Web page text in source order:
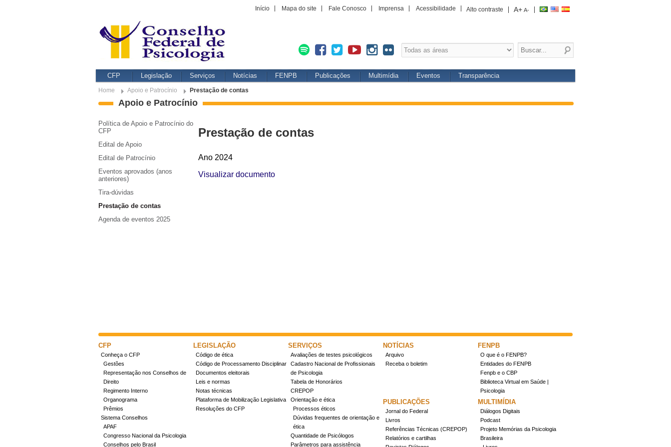
A+ A-
Alto contraste
Início Mapa do site Fale Conosco Imprensa Acessibilidade
CFP Legislação Serviços Notícias FENPB Publicações Multimídia Eventos Transparência
Home Apoio e Patrocínio Prestação de contas
Apoio e Patrocínio
Política de Apoio e Patrocínio do
CFP
Edital de Apoio
Edital de Patrocínio
Eventos aprovados (anos
anteriores)
Tira-dúvidas
Prestação de contas
Agenda de eventos 2025
Prestação de contas
Ano 2024
Visualizar documento
CFP
Conheça o CFP
Gestões
Representação nos Conselhos de
Direito
Regimento Interno
Organograma
Prêmios
Sistema Conselhos
APAF
Congresso Nacional da Psicologia
Conselhos pelo Brasil
LEGISLAÇÃO
Código de ética
Código de Processamento Disciplinar
Documentos eleitorais
Leis e normas
Notas técnicas
Plataforma de Mobilização Legislativa
Resoluções do CFP
SERVIÇOS
Avaliações de testes psicológicos
Cadastro Nacional de Profissionais
de Psicologia
Tabela de Honorários
CREPOP
Orientação e ética
Processos éticos
Dúvidas frequentes de orientação e
ética
Quantidade de Psicólogos
Parâmetros para assistência
NOTÍCIAS
Arquivo
Receba o boletim
FENPB
O que é o FENPB?
Entidades do FENPB
Fenpb e o CBP
Biblioteca Virtual em Saúde |
Psicologia
PUBLICAÇÕES
Jornal do Federal
Livros
Referências Técnicas (CREPOP)
Relatórios e cartilhas
MULTIMÍDIA
Diálogos Digitais
Podcast
Projeto Memórias da Psicologia
Brasileira